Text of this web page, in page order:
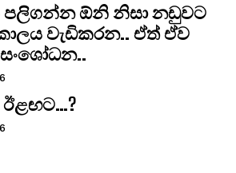
ඕනි නිසා නඩුවට
වැඩිකරන.. ඒත් ඒව
ඊළඟට…?